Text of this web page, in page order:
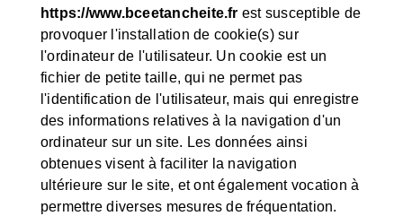
https://www.bceetancheite.fr est susceptible de
provoquer l'installation de cookie(s) sur
l'ordinateur de l'utilisateur. Un cookie est un
fichier de petite taille, qui ne permet pas
l'identification de l'utilisateur, mais qui enregistre
des informations relatives à la navigation d'un
ordinateur sur un site. Les données ainsi
obtenues visent à faciliter la navigation
ultérieure sur le site, et ont également vocation à
permettre diverses mesures de fréquentation.